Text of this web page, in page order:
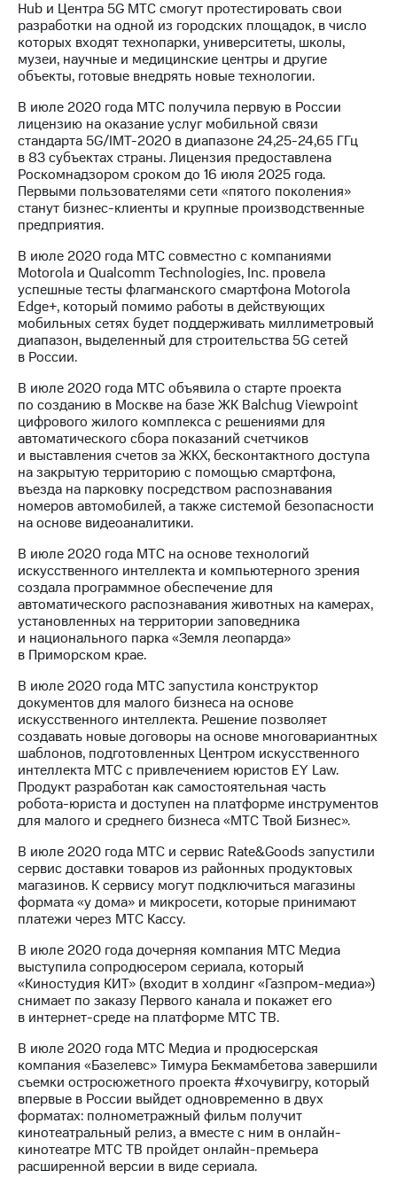
Hub и Центра 5G МТС смогут протестировать свои
разработки на одной из городских площадок, в число
которых входят технопарки, университеты, школы,
музеи, научные и медицинские центры и другие
объекты, готовые внедрять новые технологии.
В июле 2020 года МТС получила первую в России
лицензию на оказание услуг мобильной связи
стандарта 5G/IMT-2020 в диапазоне 24,25-24,65 ГГц
в 83 субъектах страны. Лицензия предоставлена
Роскомнадзором сроком до 16 июля 2025 года.
Первыми пользователями сети «пятого поколения»
станут бизнес-клиенты и крупные производственные
предприятия.
В июле 2020 года МТС совместно с компаниями
Motorola и Qualcomm Technologies, Inc. провела
успешные тесты флагманского смартфона Motorola
Edge+, который помимо работы в действующих
мобильных сетях будет поддерживать миллиметровый
диапазон, выделенный для строительства 5G сетей
в России.
В июле 2020 года МТС объявила о старте проекта
по созданию в Москве на базе ЖК Balchug Viewpoint
цифрового жилого комплекса с решениями для
автоматического сбора показаний счетчиков
и выставления счетов за ЖКХ, бесконтактного доступа
на закрытую территорию с помощью смартфона,
въезда на парковку посредством распознавания
номеров автомобилей, а также системой безопасности
на основе видеоаналитики.
В июле 2020 года МТС на основе технологий
искусственного интеллекта и компьютерного зрения
создала программное обеспечение для
автоматического распознавания животных на камерах,
установленных на территории заповедника
и национального парка «Земля леопарда»
в Приморском крае.
В июле 2020 года МТС запустила конструктор
документов для малого бизнеса на основе
искусственного интеллекта. Решение позволяет
создавать новые договоры на основе многовариантных
шаблонов, подготовленных Центром искусственного
интеллекта МТС с привлечением юристов EY Law.
Продукт разработан как самостоятельная часть
робота-юриста и доступен на платформе инструментов
для малого и среднего бизнеса «МТС Твой Бизнес».
В июле 2020 года МТС и сервис Rate&Goods запустили
сервис доставки товаров из районных продуктовых
магазинов. К сервису могут подключиться магазины
формата «у дома» и микросети, которые принимают
платежи через МТС Кассу.
В июле 2020 года дочерняя компания МТС Медиа
выступила сопродюсером сериала, который
«Киностудия КИТ» (входит в холдинг «Газпром-медиа»)
снимает по заказу Первого канала и покажет его
в интернет-среде на платформе МТС ТВ.
В июле 2020 года МТС Медиа и продюсерская
компания «Базелевс» Тимура Бекмамбетова завершили
съемки остросюжетного проекта #хочувигру, который
впервые в России выйдет одновременно в двух
форматах: полнометражный фильм получит
кинотеатральный релиз, а вместе с ним в онлайн-
кинотеатре МТС ТВ пройдет онлайн-премьера
расширенной версии в виде сериала.